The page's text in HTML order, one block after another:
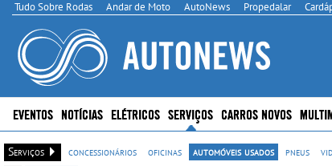
Tudo Sobre Rodas Andar de Moto AutoNews Propedalar
EVENTOS NOTÍCIAS ELÉTRICOS SERVIÇOS CARROS NOVOS
Serviços concessionários oficinas automóveis usados pneus